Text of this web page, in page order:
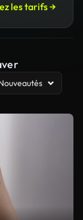
les tarifs →